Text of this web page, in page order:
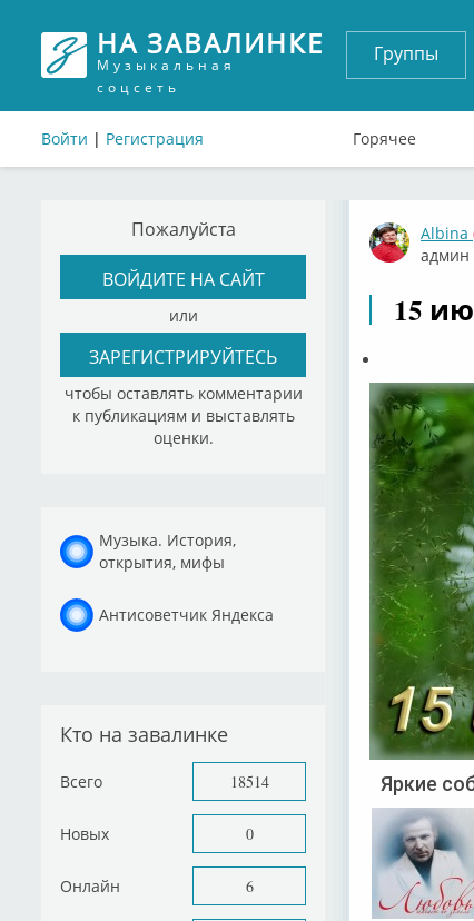
НА ЗАВАЛИНКЕ
Музыкальная
соцсеть
Войти | Регистрация
Группы
Горячее
Пожалуйста
ВОЙДИТЕ НА САЙТ
или
ЗАРЕГИСТРИРУЙТЕСЬ
чтобы оставлять комментарии
к публикациям и выставлять
оценки.
Музыка. История,
открытия, мифы
Антисоветчик Яндекса
Кто на завалинке
Всего 18514
Новых 0
Онлайн 6
Albina
админ
15
Яркие